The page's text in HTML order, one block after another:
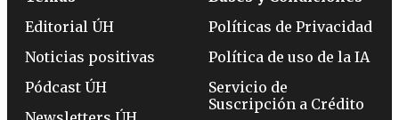
Editorial ÚH
Noticias positivas
Pódcast ÚH
Políticas de Privacidad
Política de uso de la IA
Servicio de
Suscripción a Crédito